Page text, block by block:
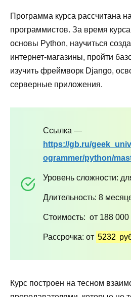
Программа курса рассчитана
программистов. За время курса
основы Python, научиться
интернет-магазины, пройти
изучить фреймворк Django,
серверные приложения.
Ссылка —
https://gb.ru/
ogrammer/python/
Уровень сложности:
Длительность: 8
Стоимость: от 188 000
Рассрочка: от 5232
Курс построен на тесном